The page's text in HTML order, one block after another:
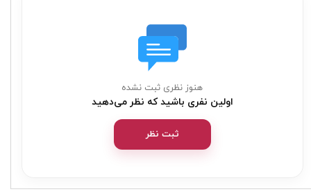
هنوز نظری ثبت نشده
اولین نفری باشید که نظر می‌دهید
ثبت نظر